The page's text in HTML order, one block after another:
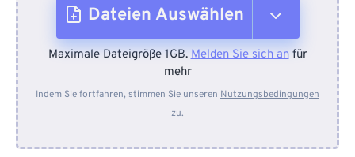
Dateien Auswählen
Vom Gerät
Von Dropbox
Maximale Dateigröße 1GB.Melden Sie sich anfür
mehr
Indem Sie fortfahren, stimmen Sie unseren Nutzungsbedingungen
zu.